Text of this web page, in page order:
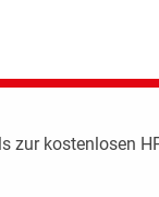
zur kostenlosen